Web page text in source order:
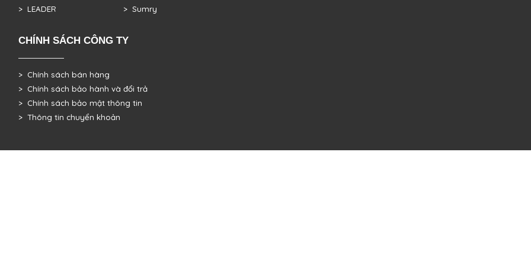
> LEADER > Sumry
CHÍNH SÁCH CÔNG TY
> Chính sách bán hàng
> Chính sách bảo hành và đổi trả
> Chính sách bảo mật thông tin
> Thông tin chuyển khoản